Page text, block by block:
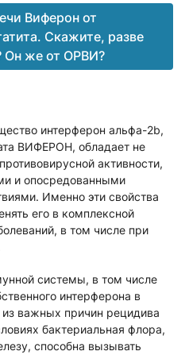
Виферон от
Скажите, разве
Он же от ОРВИ?
интерферон альфа-2b,
ВИФЕРОН, обладает не
активности,
и опосредованными
Именно эти свойства
его в комплексной
в том числе при
системы, в том числе
интерферона в
важных причин рецидива
бактериальная флора,
способна вызывать